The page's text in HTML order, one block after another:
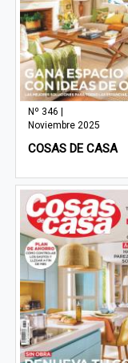
Nº 346 |
Noviembre 2025
COSAS DE CASA